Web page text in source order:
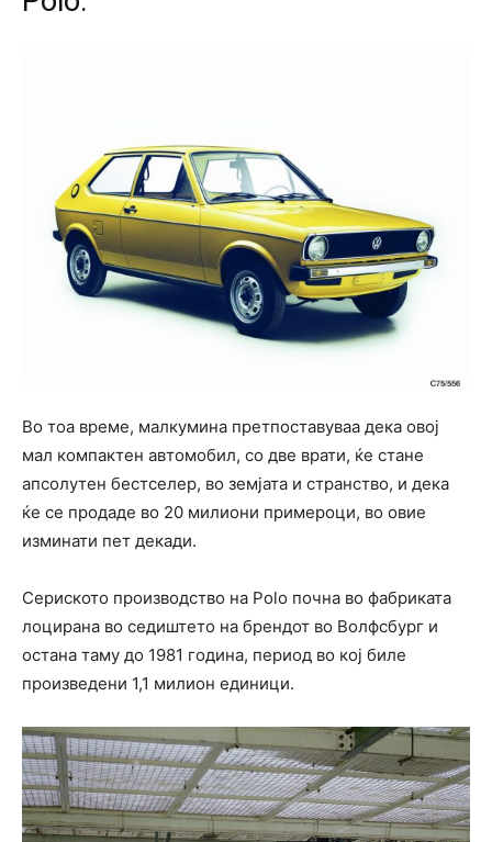
Во тоа време, малкумина претпоставуваа дека овој
мал компактен автомобил, со две врати, ќе стане
апсолутен бестселер, во земјата и странство, и дека
ќе се продаде во 20 милиони примероци, во овие
изминати пет декади.
Сериското производство на Polo почна во фабриката
лоцирана во седиштето на брендот во Волфсбург и
остана таму до 1981 година, период во кој биле
произведени 1,1 милион единици.